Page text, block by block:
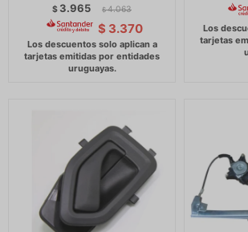
$ 3.965 $ 4.063
$ 3.370